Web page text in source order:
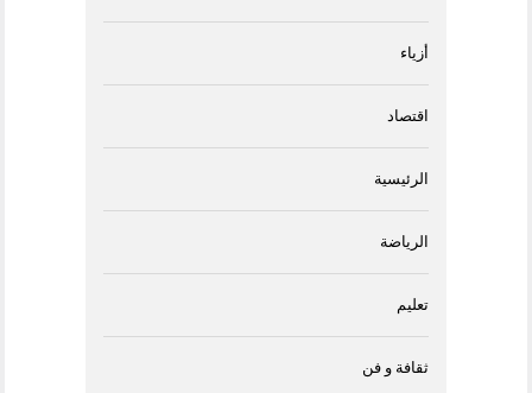
أزياء
اقتصاد
الرئيسية
الرياضة
تعليم
ثقافة و فن